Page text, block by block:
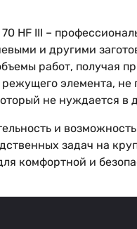
70 HF III –
и другими
работ, получая
элемента, не
не нуждается в
и
задач на
комфортной и